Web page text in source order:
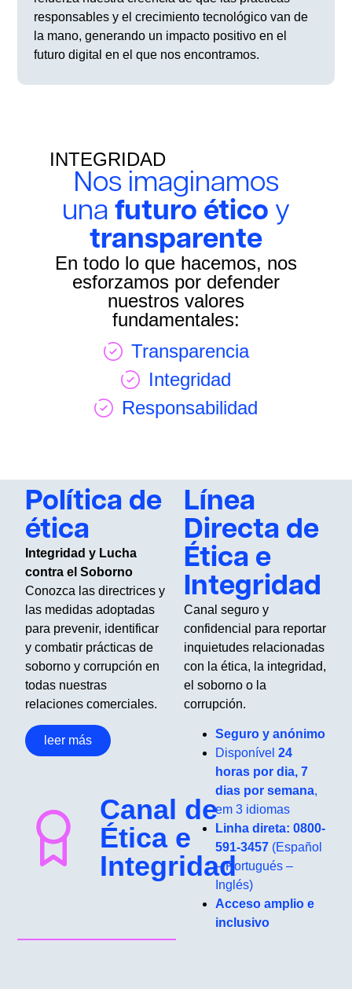
responsables y el crecimiento tecnológico van de
la mano, generando un impacto positivo en el
futuro digital en el que nos encontramos.
INTEGRIDAD
Nos imaginamos
una futuro ético y
transparente
En todo lo que hacemos, nos
esforzamos por defender
nuestros valores
fundamentales:
Transparencia
Integridad
Responsabilidad
Política de
ética
Integridad y Lucha
contra el Soborno
Conozca las directrices y
las medidas adoptadas
para prevenir, identificar
y combatir prácticas de
soborno y corrupción en
todas nuestras
relaciones comerciales.
leer más
Canal de
Ética e
Integridad
Línea
Directa de
Ética e
Integridad
Canal seguro y
confidencial para reportar
inquietudes relacionadas
con la ética, la integridad,
el soborno o la
corrupción.
Seguro y anónimo
Disponível 24
horas por dia, 7
dias por semana,
em 3 idiomas
Linha direta: 0800-
591-3457 (Español
– Portugués –
Inglés)
Acceso amplio e
inclusivo